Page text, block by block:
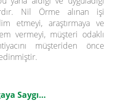
Nil Örme alınan işi
etmeyi, araştırmaya ve
vermeyi, müşteri odaklı
müşteriden önce
Saygı…